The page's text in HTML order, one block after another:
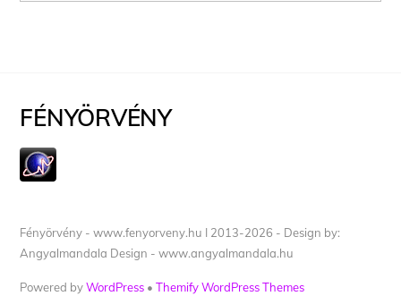
FÉNYÖRVÉNY
Fényörvény - www.fenyorveny.hu I 2013-2026 - Design by:
Angyalmandala Design - www.angyalmandala.hu
Powered byWordPress •Themify WordPress Themes